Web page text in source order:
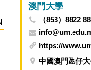
澳門大學
（853）8822
https://
中國澳門氹仔